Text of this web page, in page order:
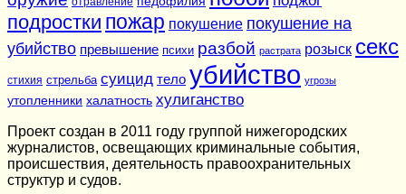
подростки пожар покушение покушение на
убийство превышение психи разбой растрата розыск секс
стихия стрельба суицид тело убийство угрозы
утопленники халатность хулиганство
Проект создан в 2011 году группой нижегородских
журналистов, освещающих криминальные события,
происшествия, деятельность правоохранительных
структур и судов.